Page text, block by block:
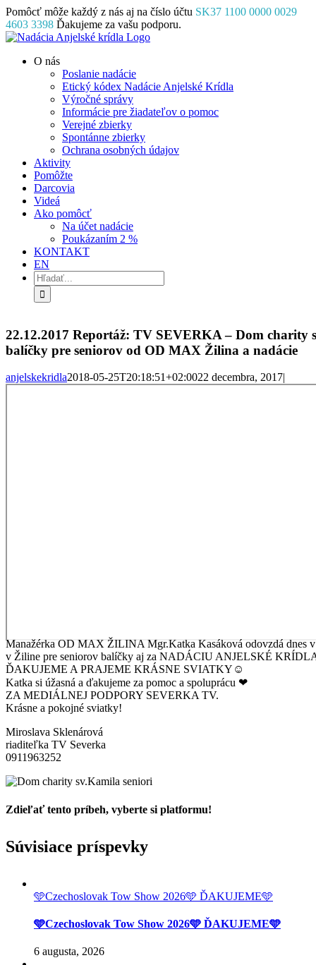
Skip
to
content
Pomôcť môže každý z nás aj na číslo účtu SK37 1100 0000 0029
4603 3398 Ďakujeme za vašu podporu.
Facebook
Instagram
YouTube
O nás
Poslanie nadácie
Etický kódex Nadácie Anjelské Krídla
Výročné správy
Informácie pre žiadateľov o pomoc
Verejné zbierky
Spontánne zbierky
Ochrana osobných údajov
Aktivity
Pomôžte
Darcovia
Videá
Ako pomôcť
Na účet nadácie
Poukázaním 2 %
KONTAKT
EN
Hľadať:
22.12.2017 Reportáž: TV SEVERKA – Dom charity
balíčky pre seniorov od OD MAX Žilina a nadácie
anjelskekridla2018-05-25T20:18:51+02:0022 decembra, 2017|
Manažérka OD MAX ŽILINA Mgr.Katka Kasáková odovzdá dnes
v Žiline pre seniorov balíčky aj za NADÁCIU ANJELSKÉ
ĎAKUJEME A PRAJEME KRÁSNE SVIATKY☺
Katka si úžasná a ďakujeme za pomoc a spoluprácu ❤
ZA MEDIÁLNEJ PODPORY SEVERKA TV.
Krásne a pokojné sviatky!
Miroslava Sklenárová
riaditeľka TV Severka
0911963252
Zdieľať tento príbeh, vyberte si platformu!
Súvisiace príspevky
🩵Czechoslovak Tow Show 2026🩵 ĎAKUJEME🩵
🩵Czechoslovak Tow Show 2026🩵 ĎAKUJEME🩵
6 augusta, 2026